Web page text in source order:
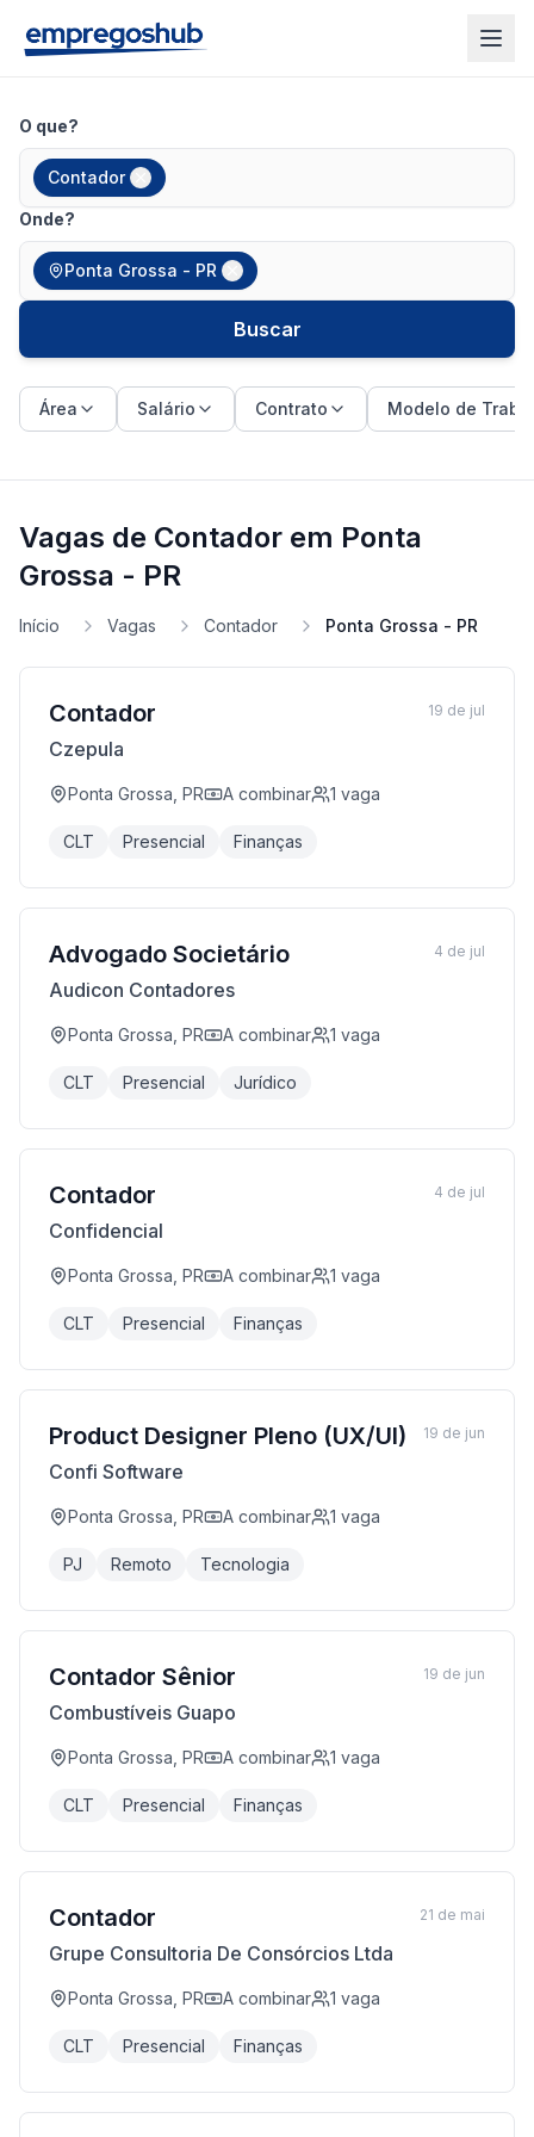
O que?
Contador
Onde?
Ponta Grossa - PR
Buscar
Área Salário Contrato Modelo de
Vagas de Contador em Ponta
Grossa - PR
Início Vagas Contador Ponta Grossa - PR
Contador
Czepula
Ponta Grossa, PR A combinar 1 vaga
CLT Presencial Finanças
19 de jul
Advogado Societário
Audicon Contadores
Ponta Grossa, PR A combinar 1 vaga
CLT Presencial Jurídico
4 de jul
Contador
Confidencial
Ponta Grossa, PR A combinar 1 vaga
CLT Presencial Finanças
4 de jul
Product Designer Pleno (UX/UI)
Confi Software
Ponta Grossa, PR A combinar 1 vaga
PJ Remoto Tecnologia
19 de jun
Contador Sênior
Combustíveis Guapo
Ponta Grossa, PR A combinar 1 vaga
CLT Presencial Finanças
19 de jun
Contador
Grupe Consultoria De Consórcios Ltda
Ponta Grossa, PR A combinar 1 vaga
CLT Presencial Finanças
21 de mai